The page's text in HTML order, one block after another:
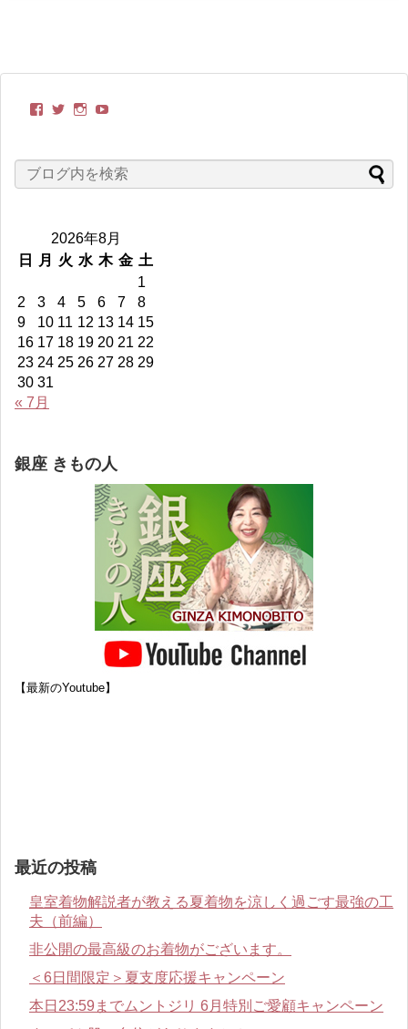
kimonobito
プ
ロ
ル
を
Facebook
表
itoyasuko
プ
ロ
ル
を
Twitter
表
kimonobito68
プ
ロ
ル
を
Instagram
表
の
プ
ー
ル
を
YouTube
で
示
2026年8月
日
月 火 水 木 金 土
1
2
3 4 5 6 7
8
9
10 11 12 13 14 15
16 17 18 19 20 21 22
23 24 25 26 27 28 29
30 31
« 7月
銀座 きもの人
【最新のYoutube】
最近の投稿
皇室着物解説者が教える夏着物を涼しく過ごす最強の工
夫（前編）
非公開の最高級のお着物がございます。
＜6日間限定＞夏支度応援キャンペーン
本日23:59までムントジリ 6月特別ご愛顧キャンペーン